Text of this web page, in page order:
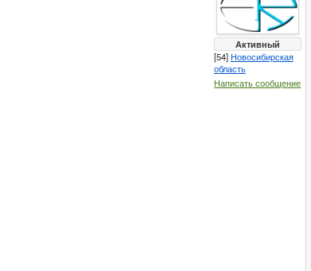
Активный
[54]Новосибирская
область
Написать сообщение